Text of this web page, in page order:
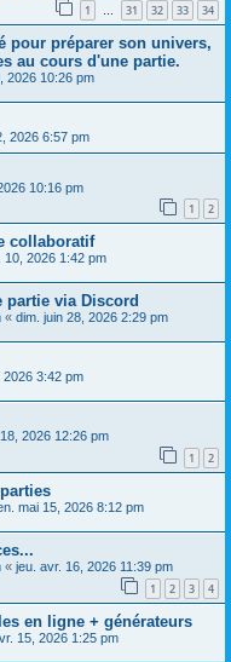
1 … 31 32 33 34
pour préparer son univers,
au cours d'une partie.
2026 10:26 pm
2026 6:57 pm
10:16 pm
1 2
collaboratif
10, 2026 1:42 pm
partie via Discord
« dim. juin 28, 2026 2:29 pm
2026 3:42 pm
2026 12:26 pm
1 2
mai 15, 2026 8:12 pm
« jeu. avr. 16, 2026 11:39 pm
1 2 3 4
en ligne + générateurs
15, 2026 1:25 pm